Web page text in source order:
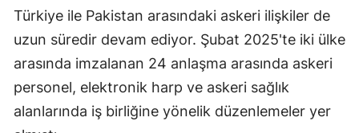
Türkiye ile Pakistan arasındaki askeri ilişkiler de
uzun süredir devam ediyor. Şubat 2025'te iki ülke
arasında imzalanan 24 anlaşma arasında askeri
personel, elektronik harp ve askeri sağlık
alanlarında iş birliğine yönelik düzenlemeler yer